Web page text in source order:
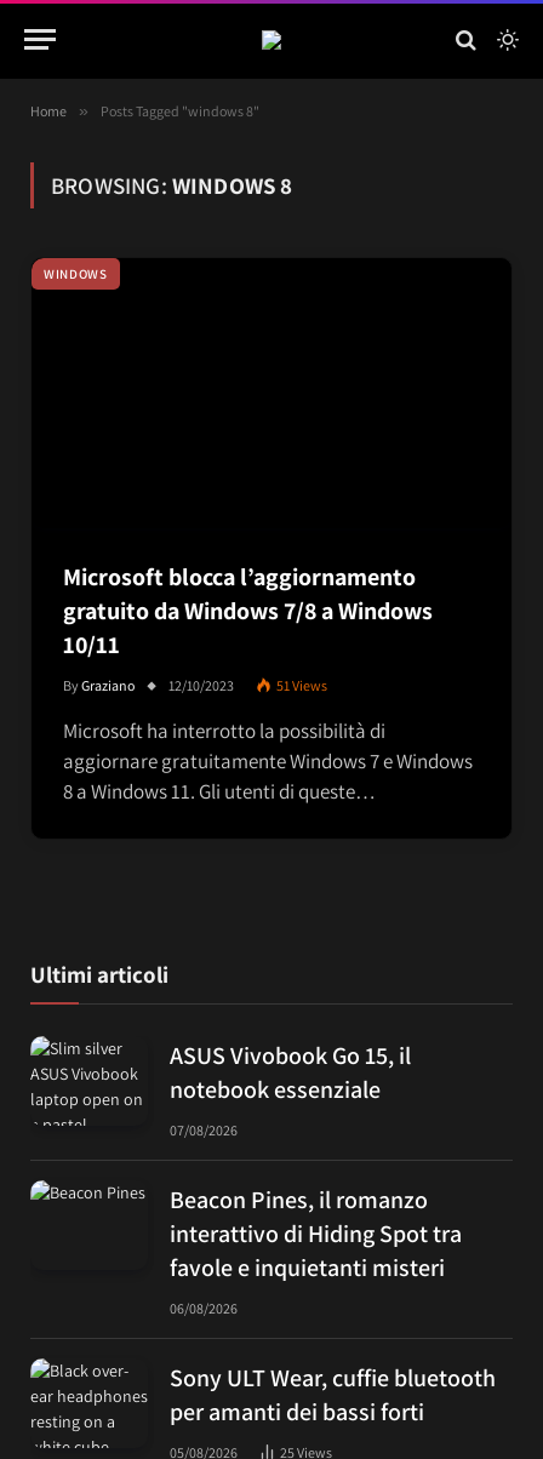
Home » Posts Tagged "windows 8"
BROWSING: WINDOWS 8
WINDOWS
Microsoft blocca l’aggiornamento
gratuito da Windows 7/8 a Windows
10/11
ByGraziano 12/10/2023 51 Views
Microsoft ha interrotto la possibilità di
aggiornare gratuitamente Windows 7 e Windows
8 a Windows 11. Gli utenti di queste…
Ultimi articoli
ASUS Vivobook Go 15, il
notebook essenziale
07/08/2026
Beacon Pines, il romanzo
interattivo di Hiding Spot tra
favole e inquietanti misteri
06/08/2026
Sony ULT Wear, cuffie bluetooth
per amanti dei bassi forti
05/08/2026 25Views